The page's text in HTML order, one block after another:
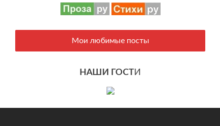
Мои любимые посты
НАШИ ГОСТ И